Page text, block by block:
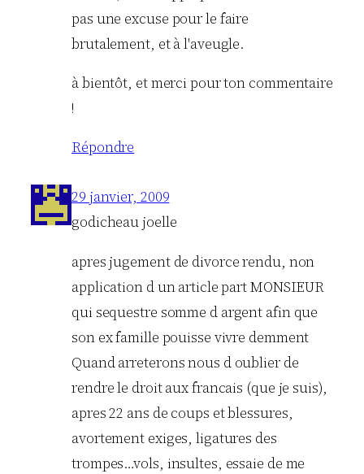
pas une excuse pour le faire
brutalement, et à l'aveugle.
à bientôt, et merci pour ton commentaire
!
Répondre
29 janvier, 2009
godicheau joelle
apres jugement de divorce rendu, non
application d un article part MONSIEUR
qui sequestre somme d argent afin que
son ex famille pouisse vivre demment
Quand arreterons nous d oublier de
rendre le droit aux francais (que je suis),
apres 22 ans de coups et blessures,
avortement exiges, ligatures des
trompes…vols, insultes, essaie de me